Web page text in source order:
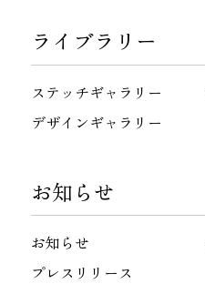
ライブラリー
ステッチギャラリー
デザインギャラリー
お知らせ
お知らせ
プレスリリース